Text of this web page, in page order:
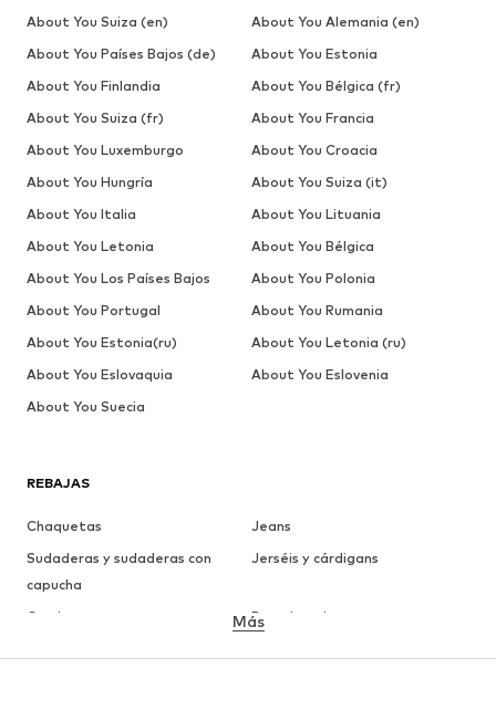
REBAJAS
Chaquetas
Jeans
Sudaderas y sudaderas con
capucha
Jerséis y cárdigans
Camisetas
Ropa interior
Más
About You Suiza (en)
About You Alemania (en)
About You Países Bajos (de)
About You Estonia
About You Finlandia
About You Bélgica (fr)
About You Suiza (fr)
About You Francia
About You Luxemburgo
About You Croacia
About You Hungría
About You Suiza (it)
About You Italia
About You Lituania
About You Letonia
About You Bélgica
About You Los Países Bajos
About You Polonia
About You Portugal
About You Rumania
About You Estonia(ru)
About You Letonia (ru)
About You Eslovaquia
About You Eslovenia
About You Suecia